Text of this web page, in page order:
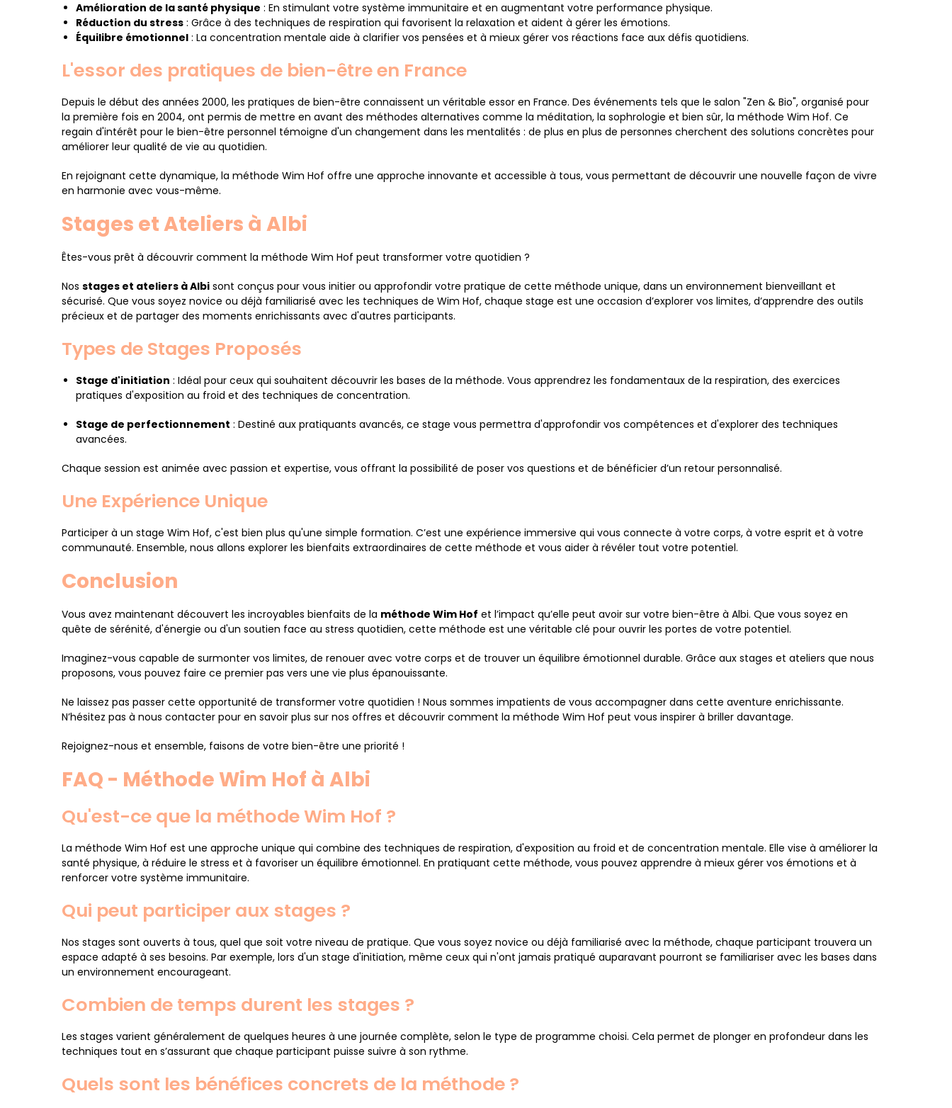
Amélioration de la santé physique : En stimulant votre système immunitaire et en augmentant votre performance physique.
Réduction du stress : Grâce à des techniques de respiration qui favorisent la relaxation et aident à gérer les émotions.
Équilibre émotionnel : La concentration mentale aide à clarifier vos pensées et à mieux gérer vos réactions face aux défis quotidiens.
L'essor des pratiques de bien-être en France
Depuis le début des années 2000, les pratiques de bien-être connaissent un véritable essor en France. Des événements tels que le salon "Zen & Bio", organisé pour
la première fois en 2004, ont permis de mettre en avant des méthodes alternatives comme la méditation, la sophrologie et bien sûr, la méthode Wim Hof. Ce
regain d'intérêt pour le bien-être personnel témoigne d'un changement dans les mentalités : de plus en plus de personnes cherchent des solutions concrètes pour
améliorer leur qualité de vie au quotidien.
En rejoignant cette dynamique, la méthode Wim Hof offre une approche innovante et accessible à tous, vous permettant de découvrir une nouvelle façon de vivre
en harmonie avec vous-même.
Stages et Ateliers à Albi
Êtes-vous prêt à découvrir comment la méthode Wim Hof peut transformer votre quotidien ?
Nos stages et ateliers à Albi sont conçus pour vous initier ou approfondir votre pratique de cette méthode unique, dans un environnement bienveillant et
sécurisé. Que vous soyez novice ou déjà familiarisé avec les techniques de Wim Hof, chaque stage est une occasion d’explorer vos limites, d’apprendre des outils
précieux et de partager des moments enrichissants avec d'autres participants.
Types de Stages Proposés
Stage d'initiation : Idéal pour ceux qui souhaitent découvrir les bases de la méthode. Vous apprendrez les fondamentaux de la respiration, des exercices
pratiques d'exposition au froid et des techniques de concentration.
Stage de perfectionnement : Destiné aux pratiquants avancés, ce stage vous permettra d'approfondir vos compétences et d'explorer des techniques
avancées.
Chaque session est animée avec passion et expertise, vous offrant la possibilité de poser vos questions et de bénéficier d’un retour personnalisé.
Une Expérience Unique
Participer à un stage Wim Hof, c'est bien plus qu'une simple formation. C’est une expérience immersive qui vous connecte à votre corps, à votre esprit et à votre
communauté. Ensemble, nous allons explorer les bienfaits extraordinaires de cette méthode et vous aider à révéler tout votre potentiel.
Conclusion
Vous avez maintenant découvert les incroyables bienfaits de la méthode Wim Hof et l’impact qu’elle peut avoir sur votre bien-être à Albi. Que vous soyez en
quête de sérénité, d'énergie ou d'un soutien face au stress quotidien, cette méthode est une véritable clé pour ouvrir les portes de votre potentiel.
Imaginez-vous capable de surmonter vos limites, de renouer avec votre corps et de trouver un équilibre émotionnel durable. Grâce aux stages et ateliers que nous
proposons, vous pouvez faire ce premier pas vers une vie plus épanouissante.
Ne laissez pas passer cette opportunité de transformer votre quotidien ! Nous sommes impatients de vous accompagner dans cette aventure enrichissante.
N’hésitez pas à nous contacter pour en savoir plus sur nos offres et découvrir comment la méthode Wim Hof peut vous inspirer à briller davantage.
Rejoignez-nous et ensemble, faisons de votre bien-être une priorité !
FAQ - Méthode Wim Hof à Albi
Qu'est-ce que la méthode Wim Hof ?
La méthode Wim Hof est une approche unique qui combine des techniques de respiration, d'exposition au froid et de concentration mentale. Elle vise à améliorer la
santé physique, à réduire le stress et à favoriser un équilibre émotionnel. En pratiquant cette méthode, vous pouvez apprendre à mieux gérer vos émotions et à
renforcer votre système immunitaire.
Qui peut participer aux stages ?
Nos stages sont ouverts à tous, quel que soit votre niveau de pratique. Que vous soyez novice ou déjà familiarisé avec la méthode, chaque participant trouvera un
espace adapté à ses besoins. Par exemple, lors d'un stage d'initiation, même ceux qui n'ont jamais pratiqué auparavant pourront se familiariser avec les bases dans
un environnement encourageant.
Combien de temps durent les stages ?
Les stages varient généralement de quelques heures à une journée complète, selon le type de programme choisi. Cela permet de plonger en profondeur dans les
techniques tout en s’assurant que chaque participant puisse suivre à son rythme.
Quels sont les bénéfices concrets de la méthode ?